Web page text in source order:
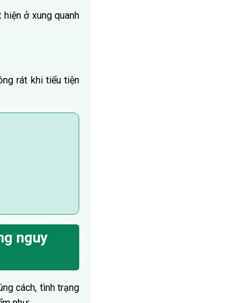
ở xung quanh
rát khi tiểu tiện
nguy
cách, tình trạng